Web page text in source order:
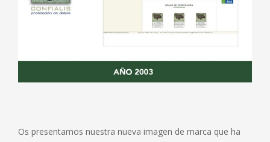
Os presentamos nuestra nueva imagen de marca que ha